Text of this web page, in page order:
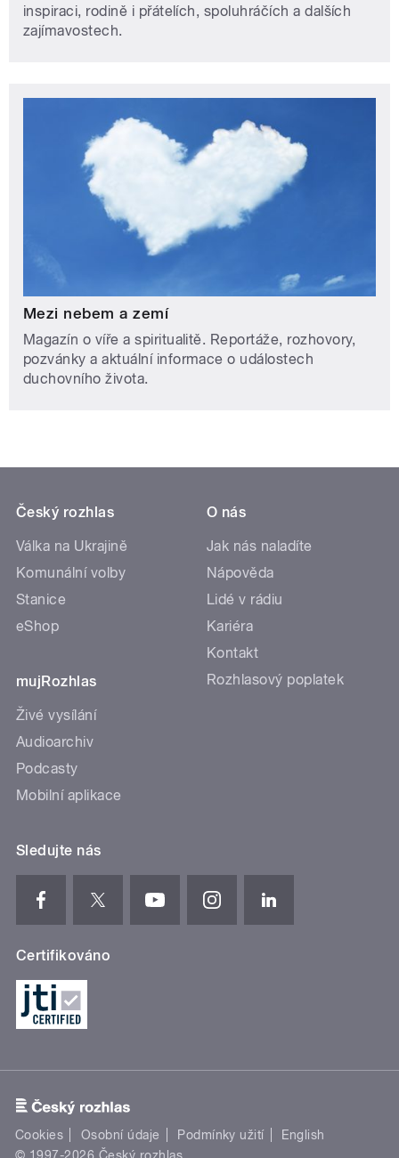
inspiraci, rodině i přátelích, spoluhráčích a dalších
zajímavostech.
Mezi nebem a zemí
Magazín o víře a spiritualitě. Reportáže, rozhovory,
pozvánky a aktuální informace o událostech
duchovního života.
Český rozhlas
Válka na Ukrajině
Komunální volby
Stanice
eShop
mujRozhlas
Živé vysílání
Audioarchiv
Podcasty
Mobilní aplikace
O nás
Jak nás naladíte
Nápověda
Lidé v rádiu
Kariéra
Kontakt
Rozhlasový poplatek
Sledujte nás
Certifikováno
Cookies Osobní údaje Podmínky užití
English